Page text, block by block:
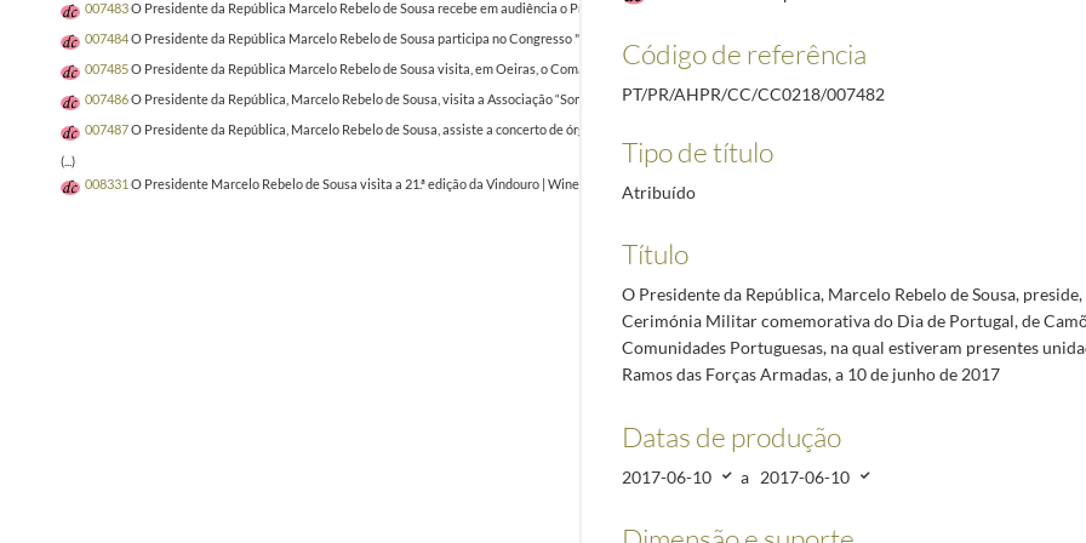
007483O Presidente da República Marcelo Rebelo de Sousa recebe em audiência o Presidente da Liga dos Combatentes, Tenente-general Joaquim Chito Rodrigues, a 4 abril
007484O Presidente da República Marcelo Rebelo de Sousa participa no Congresso "40 Anos da Constitução da República Portuguesa", na Reitoria da Universidade Nova de
007485O Presidente da República Marcelo Rebelo de Sousa visita, em Oeiras, o Comando Conjunto para as Operações Militares (CCOM) do Estado-Maior-General das
007486O Presidente da República, Marcelo Rebelo de Sousa, visita a Associação “Somos Nós”, a 9 de junho de 20172017-06-09/2017-06-09
007487O Presidente da República, Marcelo Rebelo de Sousa, assiste a concerto de órgão e espetáculo de fogo-de-artifício no final do primeiro dia de Comemorações do Dia
(...)
008331 O Presidente Marcelo Rebelo de Sousa visita a 21.ª edição da Vindouro | Wine and History, Festa Pombalina, sendo homenageado como Cidadão Honorário de São
Código de referência
PT/PR/AHPR/CC/CC0218/007482
Tipo de título
Atribuído
Título
O Presidente da República, Marcelo Rebelo de Sousa,
Cerimónia Militar comemorativa do Dia de Portugal, de
Comunidades Portuguesas, na qual estiveram presentes
Ramos das Forças Armadas, a 10 de junho de 2017
Datas de produção
2017-06-10 a 2017-06-10